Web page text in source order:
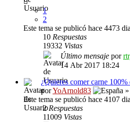
1
2
Este tema se publicó hace 4473
10 Respuestas
19332 Vistas
Último mensaje por
14 Abr 2017 18:24
¿Quieres comer carne 100%
porYoArnold83
Este tema se publicó hace 4107
2Respuestas
11009 Vistas